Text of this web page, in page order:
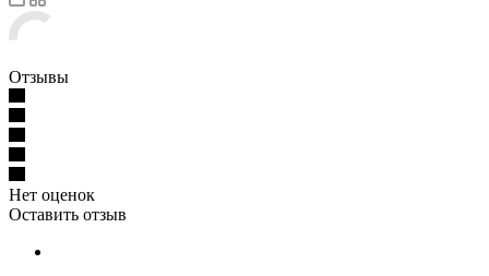
Отзывы
Нет оценок
Оставить отзыв